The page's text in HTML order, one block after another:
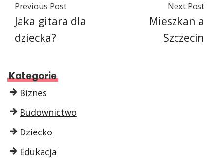
Previous Post
Jaka gitara dla
dziecka?
Next Post
Mieszkania
Szczecin
Kategorie
Biznes
Budownictwo
Dziecko
Edukacja